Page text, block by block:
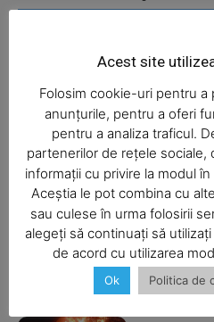
Company
Şofa beat,
I-aţi văzut?
Balcon în
Mărăţei
Acest site
Folosim cookie-uri pentru
anunțurile, pentru a oferi
pentru a analiza traficul.
partenerilor de rețele sociale,
informații cu privire la modul
Aceștia le pot combina cu
sau culese în urma folosirii
alegeți să continuați să
de acord cu utilizarea
Ok Politica de